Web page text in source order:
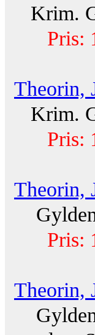
Krim.
Pris:
Theorin,
Krim.
Pris:
Theorin,
Pris:
Theorin,